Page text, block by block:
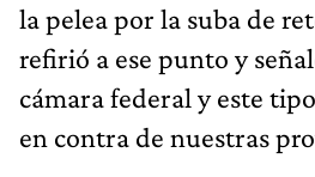
la pelea por la suba de
refirió a ese punto y
cámara federal y este
en contra de nuestras